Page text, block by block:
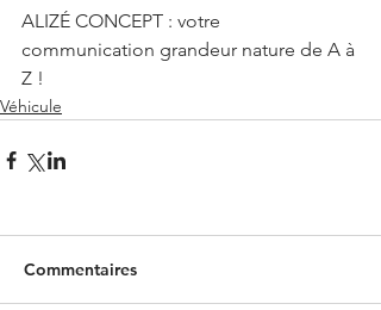
ALIZÉ CONCEPT : votre
communication grandeur nature de A à
Z !
Véhicule
Commentaires